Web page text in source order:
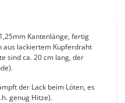
Kantenlänge, fertig
aus lackiertem Kupferdraht
sind ca. 20 cm lang, der
der Lack beim Löten, es
genug Hitze).